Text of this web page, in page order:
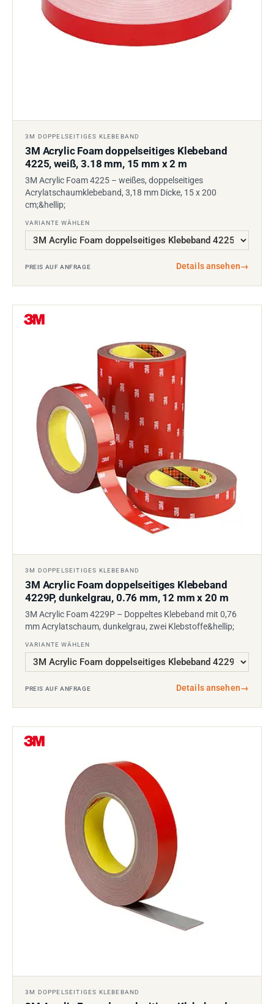
3M DOPPELSEITIGES KLEBEBAND
3M Acrylic Foam doppelseitiges Klebeband
4225, weiß, 3.18 mm, 15 mm x 2 m
3M Acrylic Foam 4225 – weißes, doppelseitiges
Acrylatschaumklebeband, 3,18 mm Dicke, 15 x 200
cm;&hellip;
VARIANTE WÄHLEN
PREIS AUF ANFRAGE Details ansehen→
3M DOPPELSEITIGES KLEBEBAND
3M Acrylic Foam doppelseitiges Klebeband
4229P, dunkelgrau, 0.76 mm, 12 mm x 20 m
3M Acrylic Foam 4229P – Doppeltes Klebeband mit 0,76
mm Acrylatschaum, dunkelgrau, zwei Klebstoffe&hellip;
VARIANTE WÄHLEN
PREIS AUF ANFRAGE Details ansehen→
3M DOPPELSEITIGES KLEBEBAND